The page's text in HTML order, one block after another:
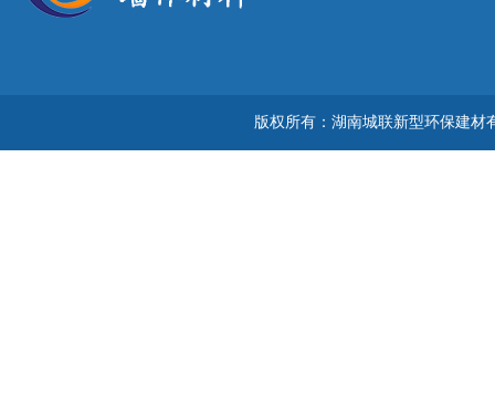
版权所有：湖南城联新型环保建